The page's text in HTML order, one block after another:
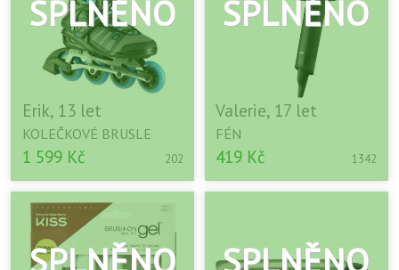
Erik, 13 let
KOLEČKOVÉ BRUSLE
1 599 Kč 202
Valerie, 17 let
FÉN
419 Kč 1342